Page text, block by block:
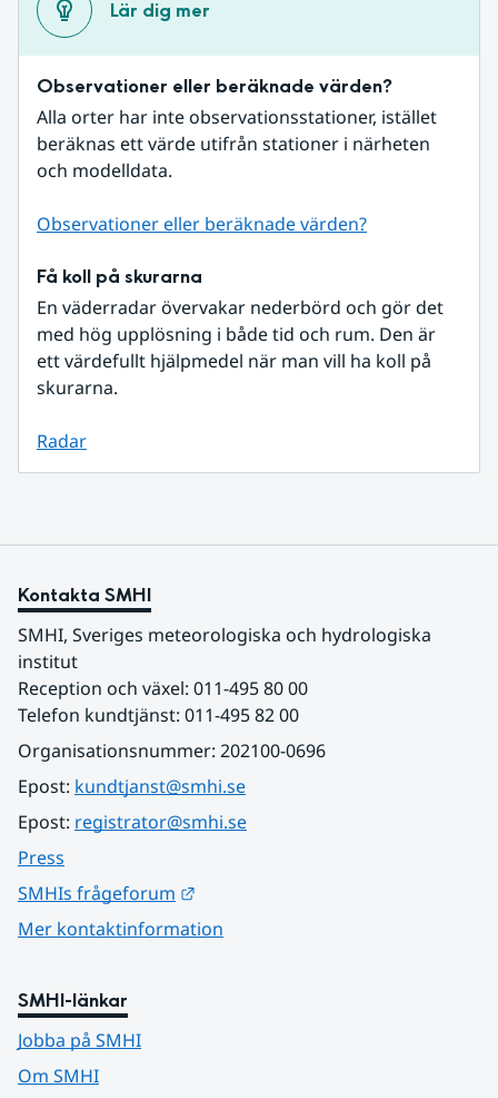
Lär dig mer
Observationer eller beräknade värden?
Alla orter har inte observationsstationer, istället
beräknas ett värde utifrån stationer i närheten
och modelldata.
Observationer eller beräknade värden?
Få koll på skurarna
En väderradar övervakar nederbörd och gör det
med hög upplösning i både tid och rum. Den är
ett värdefullt hjälpmedel när man vill ha koll på
skurarna.
Radar
Kontakta SMHI
SMHI, Sveriges meteorologiska och hydrologiska
institut
Reception och växel: 011-495 80 00
Telefon kundtjänst: 011-495 82 00
Organisationsnummer: 202100-0696
Epost: kundtjanst@smhi.se
Epost: registrator@smhi.se
Press
SMHIs frågeforum
Mer kontaktinformation
SMHI-länkar
Jobba på SMHI
Om SMHI